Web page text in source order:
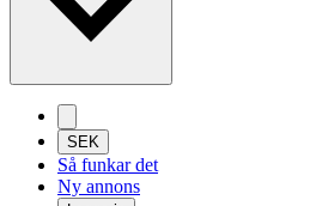
SEK
Så funkar det
Ny annons